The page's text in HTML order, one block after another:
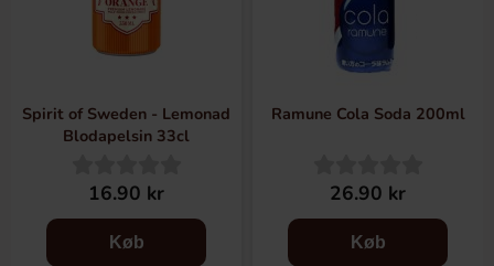
Spirit of Sweden - Lemonad
Blodapelsin 33cl
16.90 kr
Køb
Ramune Cola Soda 200ml
26.90 kr
Køb